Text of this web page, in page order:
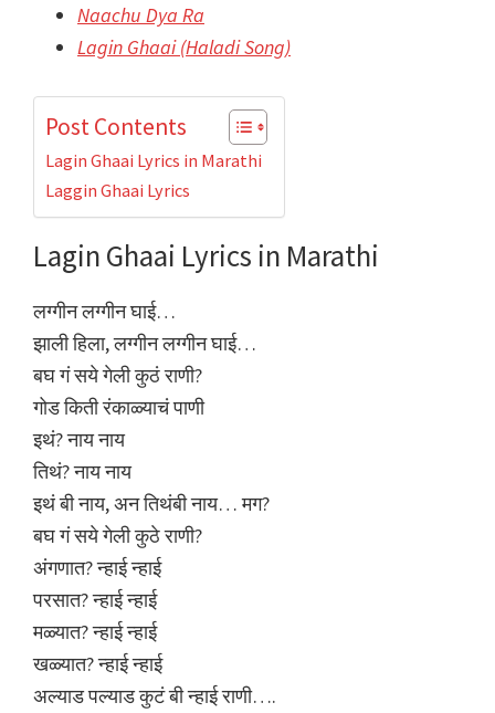
Naachu Dya Ra
Lagin Ghaai (Haladi Song)
Post Contents
Lagin Ghaai Lyrics in Marathi
Laggin Ghaai Lyrics
Lagin Ghaai Lyrics in Marathi
लग्गीन लग्गीन घाई…
झाली हिला, लग्गीन लग्गीन घाई…
बघ गं सये गेली कुठं राणी?
गोड किती रंकाळ्याचं पाणी
इथं? नाय नाय
तिथं? नाय नाय
इथं बी नाय, अन तिथंबी नाय… मग?
बघ गं सये गेली कुठे राणी?
अंगणात? न्हाई न्हाई
परसात? न्हाई न्हाई
मळ्यात? न्हाई न्हाई
खळ्यात? न्हाई न्हाई
अल्याड पल्याड कुटं बी न्हाई राणी….